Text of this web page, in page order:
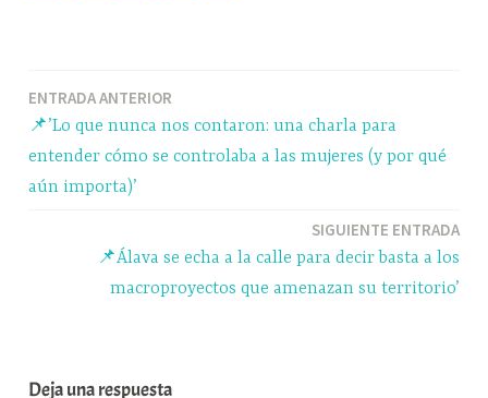
pp m rti
r
Navegación
de
entradas
ENTRADA ANTERIOR
📌’Lo que nunca nos contaron: una charla para
entender cómo se controlaba a las mujeres (y por qué
aún importa)’
SIGUIENTE ENTRADA
📌Álava se echa a la calle para decir basta a los
macroproyectos que amenazan su territorio’
Deja una respuesta